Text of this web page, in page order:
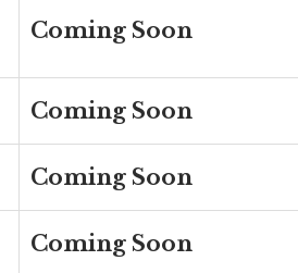
Coming Soon
Coming Soon
Coming Soon
Coming Soon